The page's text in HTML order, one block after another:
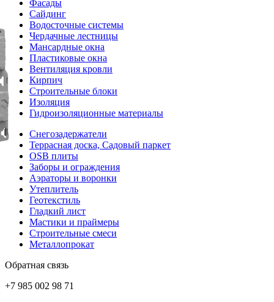
Фасады
Сайдинг
Водосточные системы
Чердачные лестницы
Мансардные окна
Пластиковые окна
Вентиляция кровли
Кирпич
Строительные блоки
Изоляция
Гидроизоляционные материалы
Снегозадержатели
Террасная доска, Садовый паркет
OSB плиты
Заборы и ограждения
Аэраторы и воронки
Утеплитель
Геотекстиль
Гладкий лист
Мастики и праймеры
Строительные смеси
Металлопрокат
Обратная связь
+7 985 002 98 71